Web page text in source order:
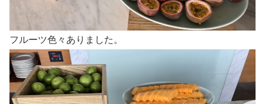
フルーツ色々ありました。